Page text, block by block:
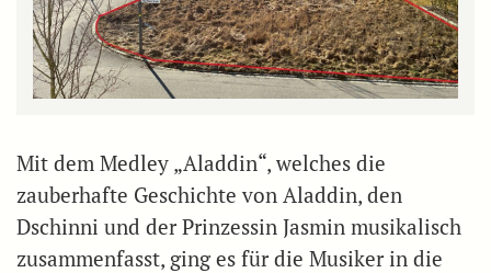
Mit dem Medley „Aladdin“, welches die
zauberhafte Geschichte von Aladdin, den
Dschinni und der Prinzessin Jasmin musikalisch
zusammenfasst, ging es für die Musiker in die